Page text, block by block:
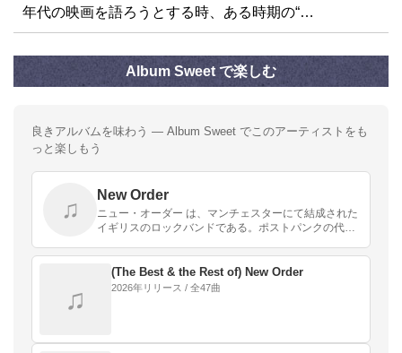
年代の映画を語ろうとする時、ある時期の“…
Album Sweet で楽しむ
良きアルバムを味わう — Album Sweet でこのアーティストをも
っと楽しもう
♫
New Order
ニュー・オーダー は、マンチェスターにて結成された
イギリスのロックバンドである。ポストパンクの代表
る。
♫
(The Best & the Rest of) New Order
2026年リリース / 全47曲